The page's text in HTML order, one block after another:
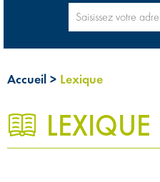
Accueil > Lexique
LEXIQUE